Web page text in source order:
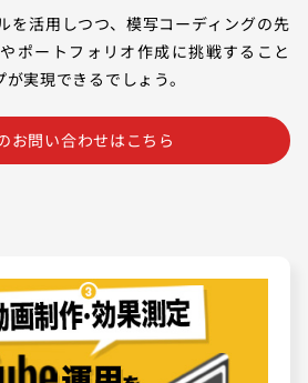
を活用しつつ、模写コーディングの先
ポートフォリオ作成に挑戦すること
実現できるでしょう。
お問い合わせはこちら